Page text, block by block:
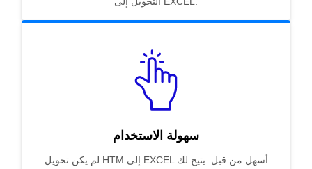
سهولة الاستخدام
لم يكن تحويل HTM إلى EXCEL أسهل من قبل. يتيح لك